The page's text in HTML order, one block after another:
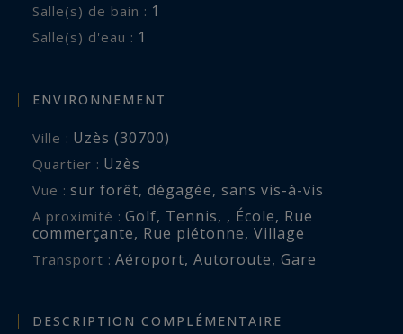
Salle(s) de bain : 1
Salle(s) d'eau : 1
ENVIRONNEMENT
Ville : Uzès (30700)
Quartier : Uzès
Vue : sur forêt, dégagée, sans vis-à-vis
A proximité : Golf, Tennis, , École, Rue
commerçante, Rue piétonne, Village
Transport : Aéroport, Autoroute, Gare
DESCRIPTION COMPLÉMENTAIRE